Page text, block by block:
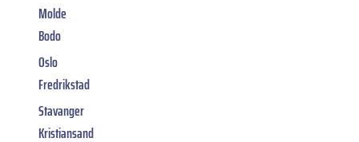
Molde
Bodo
Oslo
Fredrikstad
Stavanger
Kristiansand